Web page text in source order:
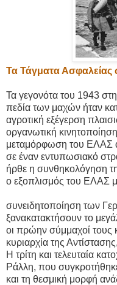
Τα Τάγματα Ασφαλείας
Τα γεγονότα του 1943
πεδία των μαχών ήταν
αγροτική εξέγερση
οργανωτική
μεταμόρφωση του ΕΛΑΣ
σε έναν εντυπωσιακό
ήρθε η συνθηκολόγηση
ο εξοπλισμός του ΕΛΑΣ
συνειδητοποίηση των
ξανακατακτήσουν το
οι πρώην σύμμαχοί τους
κυριαρχία της
Η τρίτη και τελευταία
Ράλλη, που
και τη θεσμική μορφή